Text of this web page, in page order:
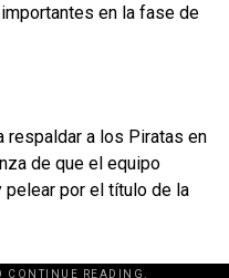
en la fase de
respaldar a los Piratas en
de que el equipo
por el título de la
CONTINUE READING.